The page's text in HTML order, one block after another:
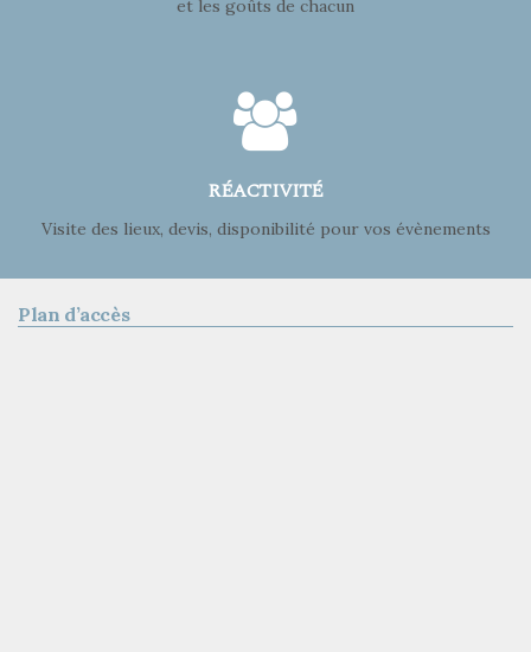
et les goûts de chacun
RÉACTIVITÉ
Visite des lieux, devis, disponibilité pour vos évènements
Plan d’accès